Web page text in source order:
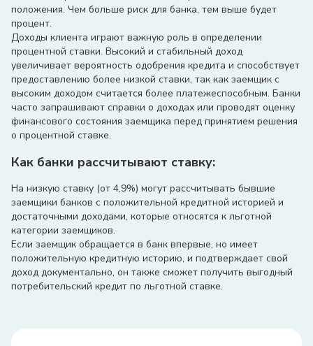
положения. Чем больше риск для банка, тем выше будет
процент.
Доходы клиента играют важную роль в определении
процентной ставки. Высокий и стабильный доход
увеличивает вероятность одобрения кредита и способствует
предоставлению более низкой ставки, так как заемщик с
высоким доходом считается более платежеспособным. Банки
часто запрашивают справки о доходах или проводят оценку
финансового состояния заемщика перед принятием решения
о процентной ставке.
Как банки рассчитывают ставку:
На низкую ставку (от 4,9%) могут рассчитывать бывшие
заемщики банков с положительной кредитной историей и
достаточными доходами, которые относятся к льготной
категории заемщиков.
Если заемщик обращается в банк впервые, но имеет
положительную кредитную историю, и подтверждает свой
доход документально, он также сможет получить выгодный
потребительский кредит по льготной ставке.